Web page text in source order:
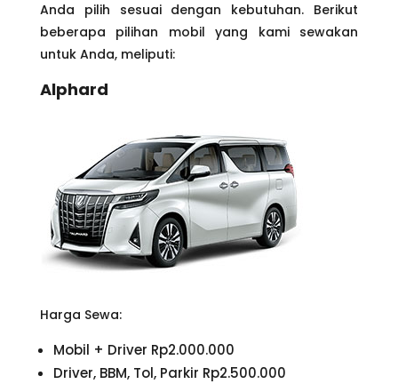
Anda pilih sesuai dengan kebutuhan. Berikut
beberapa pilihan mobil yang kami sewakan
untuk Anda, meliputi:
Alphard
Harga Sewa:
Mobil + Driver Rp2.000.000
Driver, BBM, Tol, Parkir Rp2.500.000